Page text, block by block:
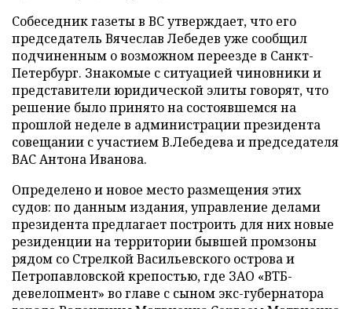
Собеседник газеты в ВС утверждает, что его
председатель Вячеслав Лебедев уже сообщил
подчиненным о возможном переезде в Санкт-
Петербург. Знакомые с ситуацией чиновники и
представители юридической элиты говорят, что
решение было принято на состоявшемся на
прошлой неделе в администрации президента
совещании с участием В.Лебедева и председателя
ВАС Антона Иванова.
Определено и новое место размещения этих
судов: по данным издания, управление делами
президента предлагает построить для них новые
резиденции на территории бывшей промзоны
рядом со Стрелкой Васильевского острова и
Петропавловской крепостью, где ЗАО «ВТБ-
девелопмент» во главе с сыном экс-губернатора